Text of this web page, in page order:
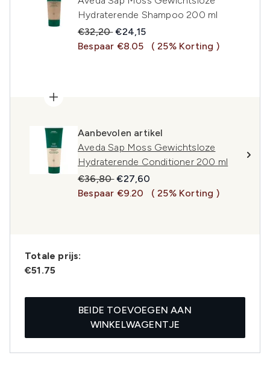
Hydraterende Shampoo 200 ml
Recommended Retail Price:
€32,20Huidige prijs:
€24,15
Bespaar €8.05
( 25% Korting )
Aanbevolen artikel
Aveda Sap Moss Gewichtsloze
Hydraterende Conditioner 200 ml
Recommended Retail Price:
€36,80Huidige prijs:
€27,60
Bespaar €9.20
( 25% Korting )
Totale prijs:
€51.75
BEIDE TOEVOEGEN AAN
WINKELWAGENTJE